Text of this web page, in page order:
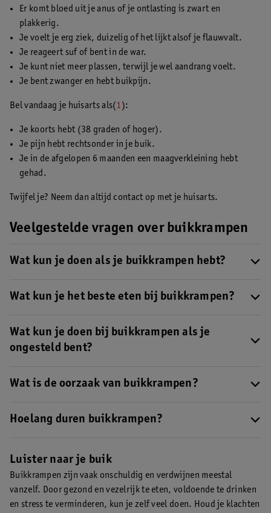
Er komt bloed uit je anus of je ontlasting is zwart en
plakkerig.
Je voelt je erg ziek, duizelig of het lijkt alsof je flauwvalt.
Je reageert suf of bent in de war.
Je kunt niet meer plassen, terwijl je wel aandrang voelt.
Je bent zwanger en hebt buikpijn.
Bel vandaag je huisarts als(1):
Je koorts hebt (38 graden of hoger).
Je pijn hebt rechtsonder in je buik.
Je in de afgelopen 6 maanden een maagverkleining hebt
gehad.
Twijfel je? Neem dan altijd contact op met je huisarts.
Veelgestelde vragen over buikkrampen
Wat kun je doen als je buikkrampen hebt?
voldoende water of thee zonder suiker. Warmte op je buik (zoals
wandeling, helpt je darmen op gang.
Eventueel kun je een
zelfzorgmiddel gebruiken om de kramp te verlichten
Wat kun je het beste eten bij buikkrampen?
fruit en havermout. Drink voldoende water of thee zonder
suiker. Vermijd vet, pittig en sterk gekruid eten.
Lees hier wat je
Wat kun je doen bij buikkrampen als je
ongesteld bent?
menstruatiekrampen. Ook beweging, ontspanning en vezelrijke
baat bij een middel tegen buikkramp. Voel je je echt beroerd,
overleg dan met je huisarts
Wat is de oorzaak van buikkrampen?
samentrekken. Dit kan komen door voeding, stress, hormonen,
duidelijke oorzaak en gaan de krampen vanzelf weer over.
Ontdek meer oorzaken van buikkrampen.
Hoelang duren buikkrampen?
na een paar minuten weg, soms houden ze een paar uur of dagen
aan. Bij menstruatie, stress of voeding verdwijnen ze meestal
vanzelf.
Als de krampen langer dan een paar dagen duren of
erger worden, neem dan contact op met je huisarts
Luister naar je buik
Buikkrampen zijn vaak onschuldig en verdwijnen meestal
vanzelf. Door gezond en vezelrijk te eten, voldoende te drinken
en stress te verminderen, kun je zelf veel doen. Houd je klachten